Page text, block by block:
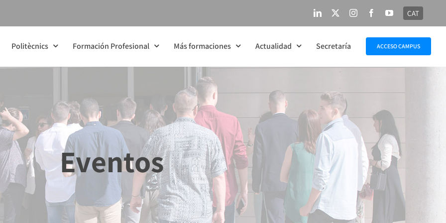
LinkedIn InstagramFacebookYouTube
CAT
Politècnics Formación Profesional Más formaciones Actualidad Secretaría ACCESO CAMPUS
Eventos